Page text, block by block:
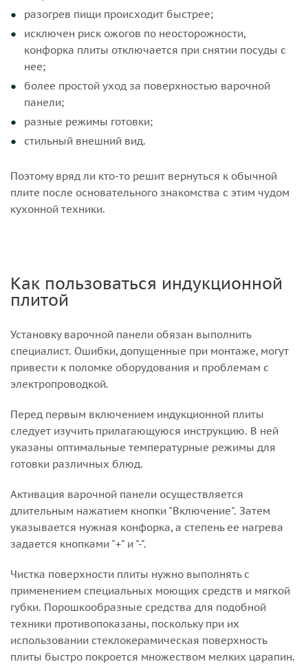
разогрев пищи происходит быстрее;
исключен риск ожогов по неосторожности,
конфорка плиты отключается при снятии посуды с
нее;
более простой уход за поверхностью варочной
панели;
разные режимы готовки;
стильный внешний вид.
Поэтому вряд ли кто-то решит вернуться к обычной
плите после основательного знакомства с этим чудом
кухонной техники.
Как пользоваться индукционной
плитой
Установку варочной панели обязан выполнить
специалист. Ошибки, допущенные при монтаже, могут
привести к поломке оборудования и проблемам с
электропроводкой.
Перед первым включением индукционной плиты
следует изучить прилагающуюся инструкцию. В ней
указаны оптимальные температурные режимы для
готовки различных блюд.
Активация варочной панели осуществляется
длительным нажатием кнопки "Включение". Затем
указывается нужная конфорка, а степень ее нагрева
задается кнопками "+" и "-".
Чистка поверхности плиты нужно выполнять с
применением специальных моющих средств и мягкой
губки. Порошкообразные средства для подобной
техники противопоказаны, поскольку при их
использовании стеклокерамическая поверхность
плиты быстро покроется множеством мелких царапин.